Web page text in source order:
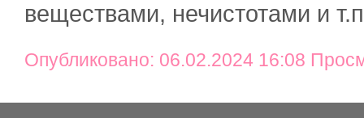
веществами, нечистотами и
Опубликовано: 06.02.2024 16:08